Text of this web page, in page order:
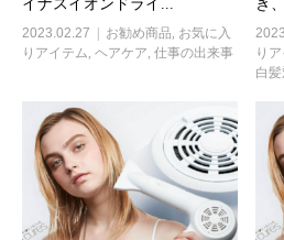
イナスイオンドライ...
2023.02.27 お勧め商品, お気に入
りアイテム, ヘアケア, 仕事の出来事
き
り
白